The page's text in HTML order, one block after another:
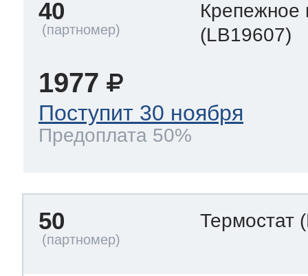
40
Крепежное
(LB19607)
1977
Поступит 30 ноября
Предоплата 50%
50 Термостат